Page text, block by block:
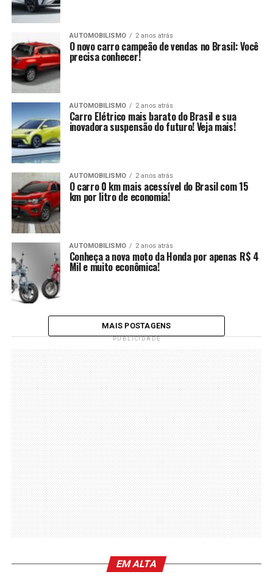
AUTOMOBILISMO 2 anos atrás
O novo carro campeão de vendas no Brasil: Você
precisa conhecer!
AUTOMOBILISMO 2 anos atrás
Carro Elétrico mais barato do Brasil e sua
inovadora suspensão do futuro! Veja mais!
AUTOMOBILISMO 2 anos atrás
O carro 0 km mais acessível do Brasil com 15
km por litro de economia!
AUTOMOBILISMO 2 anos atrás
Conheça a nova moto da Honda por apenas R$ 4
Mil e muito econômica!
MAIS POSTAGENS
PUBLICIDADE
EM ALTA